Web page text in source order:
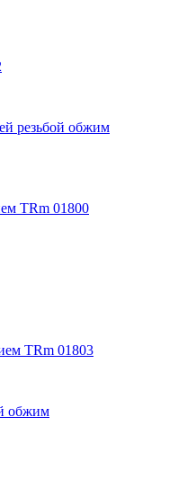
резьбой обжим
обжим